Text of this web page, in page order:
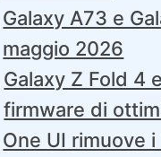
Galaxy A73 e
maggio 2026
Galaxy Z Fold 4
firmware di
One UI rimuove